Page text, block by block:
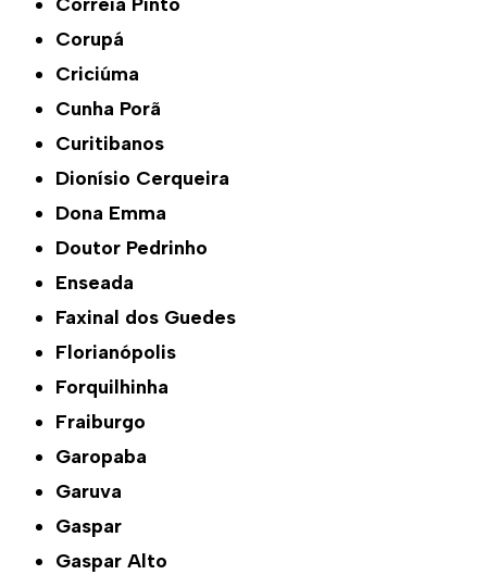
Corupá
Criciúma
Cunha Porã
Curitibanos
Dionísio Cerqueira
Dona Emma
Doutor Pedrinho
Enseada
Faxinal dos Guedes
Florianópolis
Forquilhinha
Fraiburgo
Garopaba
Garuva
Gaspar
Gaspar Alto